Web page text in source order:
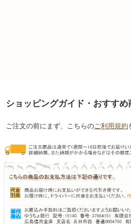
ショッピングガイド・おすすめ
ご注文の前にまず、こちらのご利用規約